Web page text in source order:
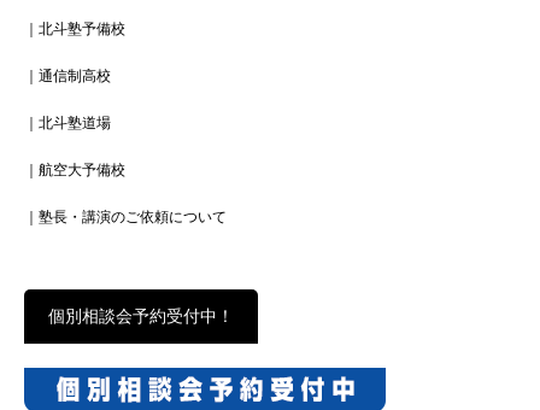
｜北斗塾予備校
｜通信制高校
｜北斗塾道場
｜航空大予備校
｜塾長・講演のご依頼について
個別相談会予約受付中！